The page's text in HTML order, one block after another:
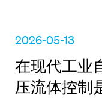
2026-05-13
在现代工业
压流体控制